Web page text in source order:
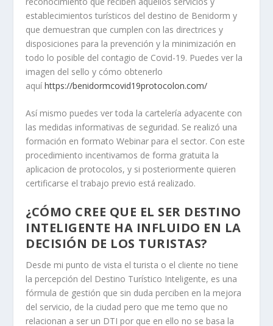
establecimientos turísticos del destino de Benidorm y
que demuestran que cumplen con las directrices y
disposiciones para la prevención y la minimización en
todo lo posible del contagio de Covid-19. Puedes ver la
imagen del sello y cómo obtenerlo
aquíhttps://benidormcovid19protocolon.com/
Así mismo puedes ver toda la cartelería adyacente con
las medidas informativas de seguridad. Se realizó una
formación en formato Webinar para el sector. Con este
procedimiento incentivamos de forma gratuita la
aplicacion de protocolos, y si posteriormente quieren
certificarse el trabajo previo está realizado.
¿CÓMO CREE QUE EL SER DESTINO
INTELIGENTE HA INFLUIDO EN LA
DECISIÓN DE LOS TURISTAS?
Desde mi punto de vista el turista o el cliente no tiene
la percepción del Destino Turístico Inteligente, es una
fórmula de gestión que sin duda perciben en la mejora
del servicio, de la ciudad pero que me temo que no
relacionan a ser un DTI por que en ello no se basa la